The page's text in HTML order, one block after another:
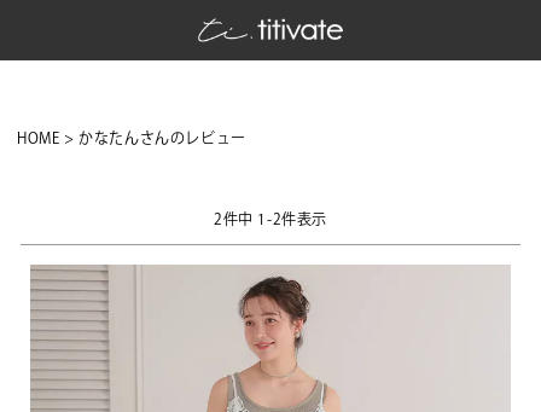
HOME かなたんさんのレビュー
2件中 1 -2件表示